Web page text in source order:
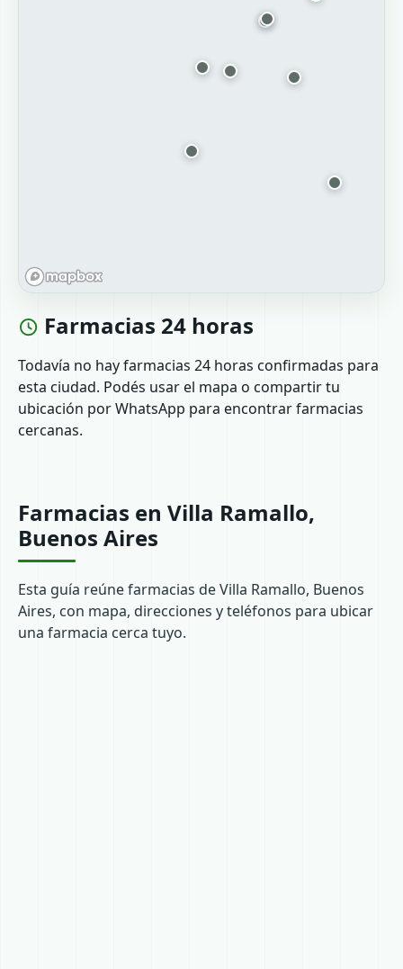
Farmacias 24 horas
Todavía no hay farmacias 24 horas confirmadas para
esta ciudad. Podés usar el mapa o compartir tu
ubicación por WhatsApp para encontrar farmacias
cercanas.
Farmacias en Villa Ramallo,
Buenos Aires
Esta guía reúne farmacias de Villa Ramallo, Buenos
Aires, con mapa, direcciones y teléfonos para ubicar
una farmacia cerca tuyo.